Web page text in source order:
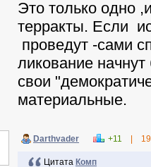
Это только одно
терракты. Если
проведут -сами
ликование
свои
материальные.
Darthvader +11
Цитата Комп